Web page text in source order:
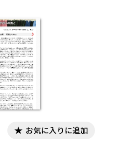
次の構成や気に入っ
しては出てこない。
お気に入りに追加